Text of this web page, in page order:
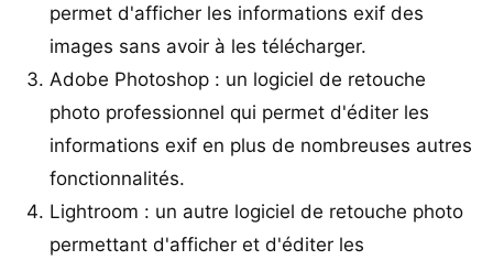
permet d'afficher les informations exif des
images sans avoir à les télécharger.
Adobe Photoshop : un logiciel de retouche
photo professionnel qui permet d'éditer les
informations exif en plus de nombreuses autres
fonctionnalités.
Lightroom : un autre logiciel de retouche photo
permettant d'afficher et d'éditer les